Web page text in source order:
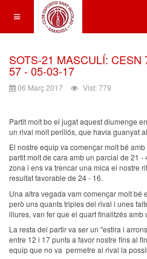
SOTS-21 MASCULÍ:
57 - 05-03-17
06 Març 2017 Vist: 779
Partit molt bo el jugat aquest diumenge
un rival molt perillós, que havia guanyat
El nostre equip va començar molt bé
partit molt de cara amb un parcial de 21 -
zona i ens va trencar una mica el nostre
resultat favorable de 24 - 16.
Una altra vegada vam començar molt bé
però uns quants triples del rival i unes
lliures, van fer que el quart finalitzés amb
La resta del partir va ser un "estira i
entre 12 i 17 punts a favor nostre fins al
equip que no va permetre al rival la